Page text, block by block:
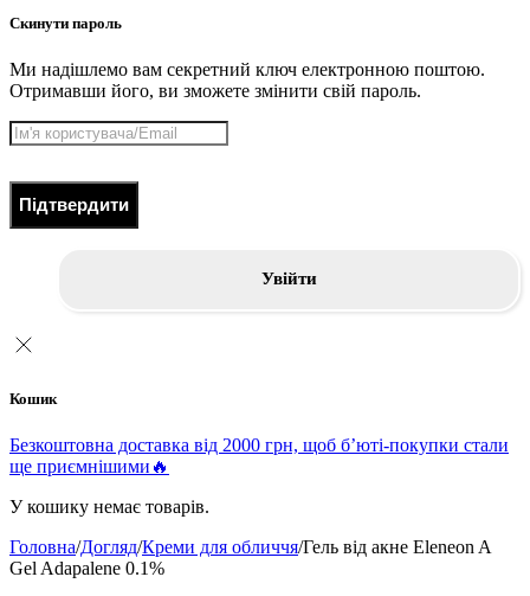
Скинути пароль
Ми надішлемо вам секретний ключ електронною поштою.
Отримавши його, ви зможете змінити свій пароль.
Підтвердити
Увійти
Кошик
Безкоштовна доставка від 2000 грн, щоб б’юті-покупки стали
ще приємнішими🔥
У кошику немає товарів.
Головна/Догляд/Креми для обличчя/Гель від акне Eleneon A
Gel Adapalene 0.1%